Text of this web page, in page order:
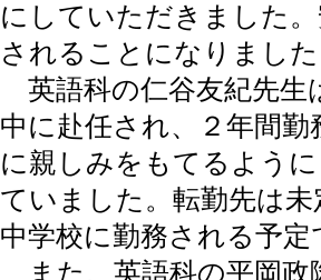
にしていただきました
されることになりまし
英語科の仁谷友紀先生
中に赴任され、２年間
に親しみをもてるよう
ていました。転勤先は
中学校に勤務される予定
また、英語科の平岡政